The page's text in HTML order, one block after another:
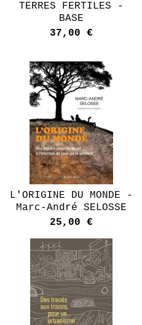
TERRES FERTILES -
BASE
37,00 €
L'ORIGINE DU MONDE -
Marc-André SELOSSE
25,00 €